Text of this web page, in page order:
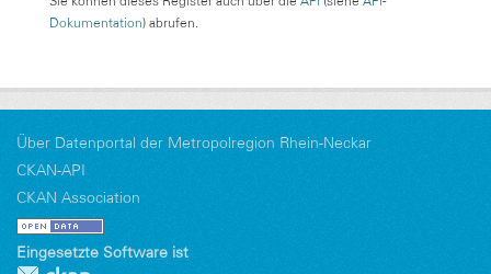
Dokumentation) abrufen.
Über Datenportal der Metropolregion Rhein-Neckar
CKAN-API
CKAN Association
Eingesetzte Software ist